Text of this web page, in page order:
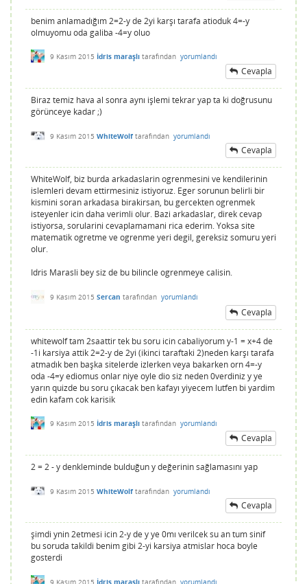
benim anlamadığım 2=2-y de 2yi karşı tarafa atioduk 4=-y
olmuyomu oda galiba -4=y oluo
9 Kasım 2015 İdris maraşlı tarafından yorumlandı
Cevapla
Biraz temiz hava al sonra aynı işlemi tekrar yap ta ki doğrusunu
görünceye kadar ;)
9 Kasım 2015 WhiteWolf tarafından yorumlandı
Cevapla
WhiteWolf, biz burda arkadaslarin ogrenmesini ve kendilerinin
islemleri devam ettirmesiniz istiyoruz. Eger sorunun belirli bir
kismini soran arkadasa birakirsan, bu gercekten ogrenmek
isteyenler icin daha verimli olur. Bazi arkadaslar, direk cevap
istiyorsa, sorularini cevaplamamani rica ederim. Yoksa site
matematik ogretme ve ogrenme yeri degil, gereksiz somuru yeri
olur.
Idris Marasli bey siz de bu bilincle ogrenmeye calisin.
9 Kasım 2015 Sercan tarafından yorumlandı
Cevapla
whitewolf tam 2saattir tek bu soru icin cabaliyorum y-1 = x+4 de
-1i karsiya attik 2=2-y de 2yi (ikinci taraftaki 2)neden karşı tarafa
atmadık ben başka sitelerde izlerken veya bakarken orn 4=-y
oda -4=y ediomus onlar niye oyle dio siz neden 0verdiniz y ye
yarın quizde bu soru çıkacak ben kafayı yiyecem lutfen bi yardim
edin kafam cok karisik
9 Kasım 2015 İdris maraşlı tarafından yorumlandı
Cevapla
2 = 2 - y denkleminde bulduğun y değerinin sağlamasını yap
9 Kasım 2015 WhiteWolf tarafından yorumlandı
Cevapla
şimdi ynin 2etmesi icin 2-y de y ye 0mı verilcek su an tum sinif
bu soruda takildi benim gibi 2-yi karsiya atmislar hoca boyle
gosterdi
9 Kasım 2015 İdris maraşlı tarafından yorumlandı